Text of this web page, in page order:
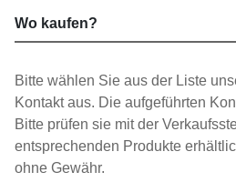
Wo kaufen?
Bitte wählen Sie aus der Liste
Kontakt aus. Die aufgeführten
Bitte prüfen sie mit der
entsprechenden Produkte
ohne Gewähr.